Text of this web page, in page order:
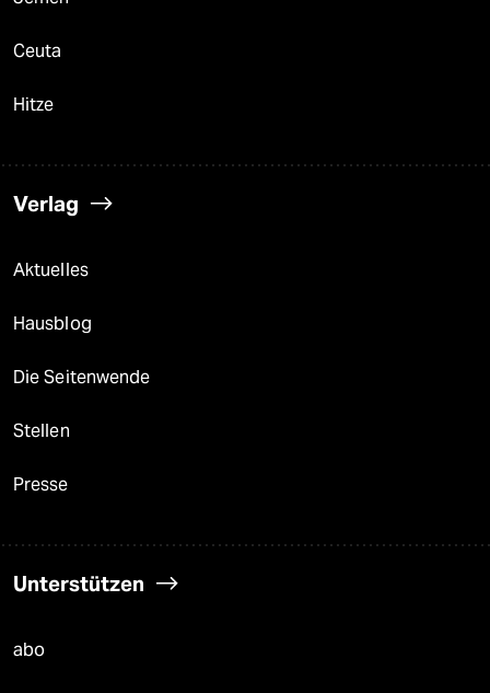
Ceuta
Hitze
Verlag
Aktuelles
Hausblog
Die Seitenwende
Stellen
Presse
Unterstützen
abo